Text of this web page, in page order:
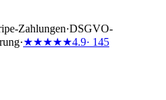
Zahlungen·DSGVO-
·★★★★★4.9· 145